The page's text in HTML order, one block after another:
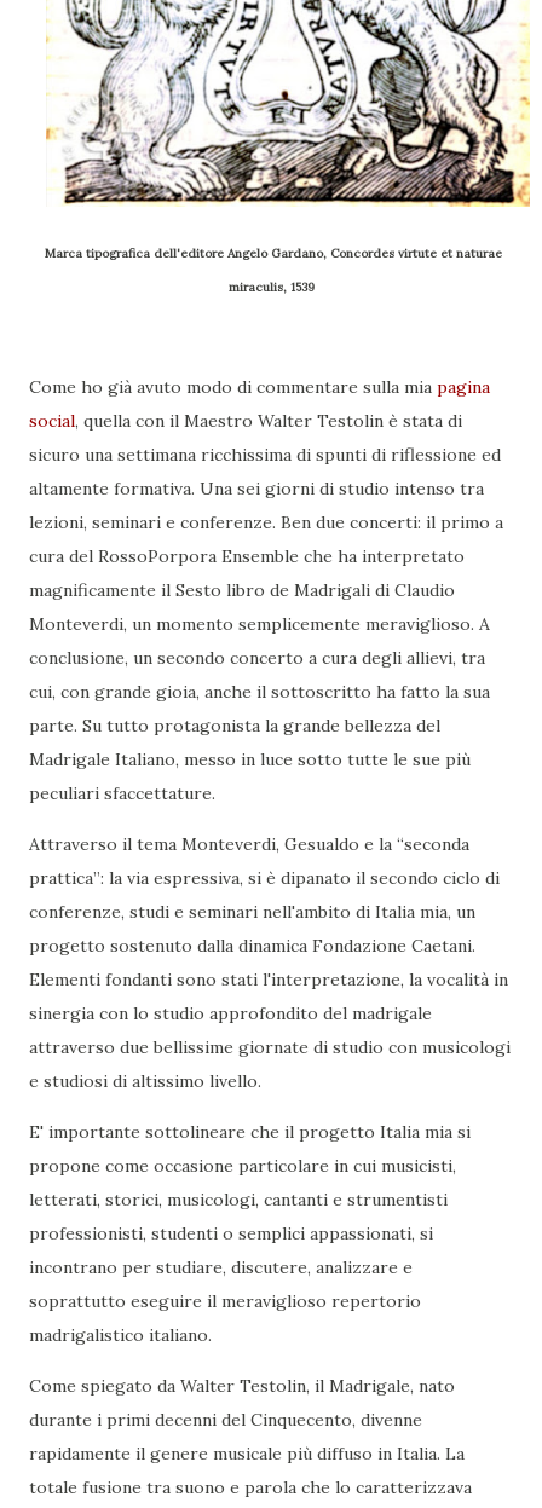
Marca tipografica dell'editore Angelo Gardano, Concordes virtute et naturae
miraculis, 1539
Come ho già avuto modo di commentare sulla mia pagina
social, quella con il Maestro Walter Testolin è stata di
sicuro una settimana ricchissima di spunti di riflessione ed
altamente formativa. Una sei giorni di studio intenso tra
lezioni, seminari e conferenze. Ben due concerti: il primo a
cura del RossoPorpora Ensemble che ha interpretato
magnificamente il Sesto libro de Madrigali di Claudio
Monteverdi, un momento semplicemente meraviglioso. A
conclusione, un secondo concerto a cura degli allievi, tra
cui, con grande gioia, anche il sottoscritto ha fatto la sua
parte. Su tutto protagonista la grande bellezza del
Madrigale Italiano, messo in luce sotto tutte le sue più
peculiari sfaccettature.
Attraverso il tema Monteverdi, Gesualdo e la “seconda
prattica”: la via espressiva, si è dipanato il secondo ciclo di
conferenze, studi e seminari nell'ambito di Italia mia, un
progetto sostenuto dalla dinamica Fondazione Caetani.
Elementi fondanti sono stati l'interpretazione, la vocalità in
sinergia con lo studio approfondito del madrigale
attraverso due bellissime giornate di studio con musicologi
e studiosi di altissimo livello.
E' importante sottolineare che il progetto Italia mia si
propone come occasione particolare in cui musicisti,
letterati, storici, musicologi, cantanti e strumentisti
professionisti, studenti o semplici appassionati, si
incontrano per studiare, discutere, analizzare e
soprattutto eseguire il meraviglioso repertorio
madrigalistico italiano.
Come spiegato da Walter Testolin, il Madrigale, nato
durante i primi decenni del Cinquecento, divenne
rapidamente il genere musicale più diffuso in Italia. La
totale fusione tra suono e parola che lo caratterizzava